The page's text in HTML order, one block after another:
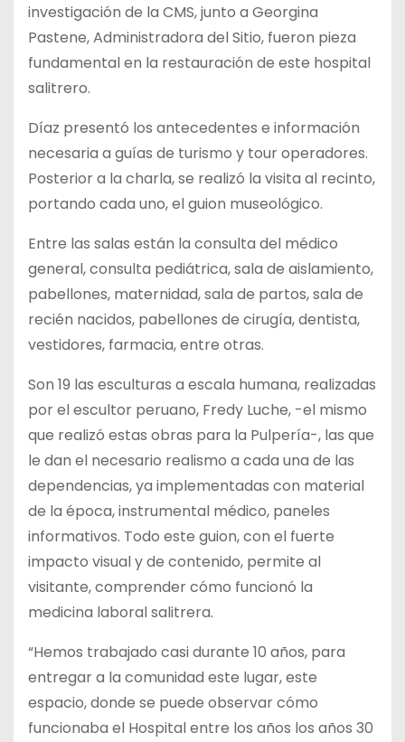
investigación de la CMS, junto a Georgina
Pastene, Administradora del Sitio, fueron pieza
fundamental en la restauración de este hospital
salitrero.
Díaz presentó los antecedentes e información
necesaria a guías de turismo y tour operadores.
Posterior a la charla, se realizó la visita al recinto,
portando cada uno, el guion museológico.
Entre las salas están la consulta del médico
general, consulta pediátrica, sala de aislamiento,
pabellones, maternidad, sala de partos, sala de
recién nacidos, pabellones de cirugía, dentista,
vestidores, farmacia, entre otras.
Son 19 las esculturas a escala humana, realizadas
por el escultor peruano, Fredy Luche, -el mismo
que realizó estas obras para la Pulpería-, las que
le dan el necesario realismo a cada una de las
dependencias, ya implementadas con material
de la época, instrumental médico, paneles
informativos. Todo este guion, con el fuerte
impacto visual y de contenido, permite al
visitante, comprender cómo funcionó la
medicina laboral salitrera.
“Hemos trabajado casi durante 10 años, para
entregar a la comunidad este lugar, este
espacio, donde se puede observar cómo
funcionaba el Hospital entre los años los años 30